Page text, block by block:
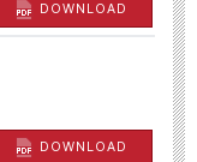
DOWNLOAD
DOWNLOAD